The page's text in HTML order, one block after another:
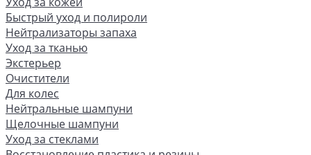
Быстрый уход и полироли
Нейтрализаторы запаха
Уход за тканью
Экстерьер
Очистители
Для колес
Нейтральные шампуни
Щелочные шампуни
Уход за стеклами